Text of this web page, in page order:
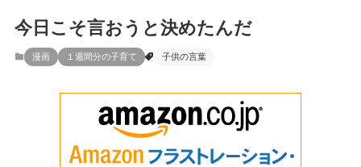
今日こそ言おうと決めたんだ
漫画 １週間分の子育て 子供の言葉